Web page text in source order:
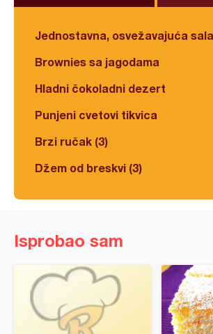
Jednostavna, osvežavajuća
Brownies sa jagodama
Hladni čokoladni dezert
Punjeni cvetovi tikvica
Brzi ručak (3)
Džem od breskvi (3)
Isprobao sam